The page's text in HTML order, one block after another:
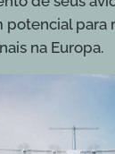
potencial para
na Europa.